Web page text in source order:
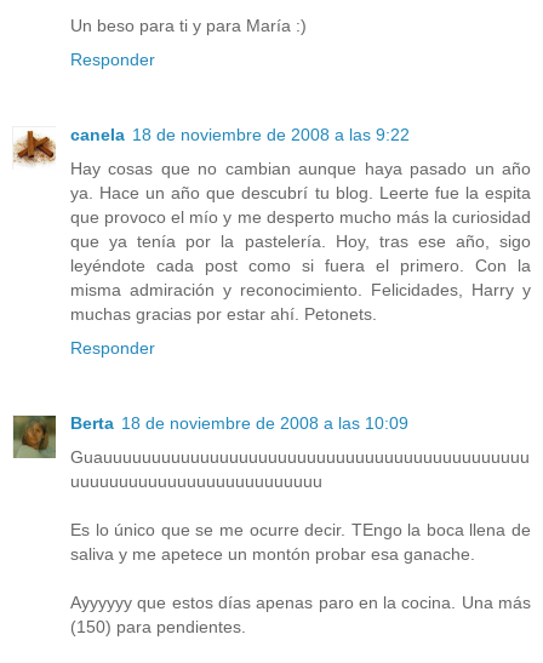
Un beso para ti y para María :)
Responder
canela 18 de noviembre de 2008 a las 9:22
Hay cosas que no cambian aunque haya pasado un año
ya. Hace un año que descubrí tu blog. Leerte fue la espita
que provoco el mío y me desperto mucho más la curiosidad
que ya tenía por la pastelería. Hoy, tras ese año, sigo
leyéndote cada post como si fuera el primero. Con la
misma admiración y reconocimiento. Felicidades, Harry y
muchas gracias por estar ahí. Petonets.
Responder
Berta 18 de noviembre de 2008 a las 10:09
Guauuuuuuuuuuuuuuuuuuuuuuuuuuuuuuuuuuuuuuuuuuuu
uuuuuuuuuuuuuuuuuuuuuuuuuu
Es lo único que se me ocurre decir. TEngo la boca llena de
saliva y me apetece un montón probar esa ganache.
Ayyyyyy que estos días apenas paro en la cocina. Una más
(150) para pendientes.